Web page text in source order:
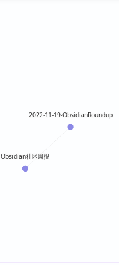
2022-11-19-ObsidianRoundup
Obsidian社区周报